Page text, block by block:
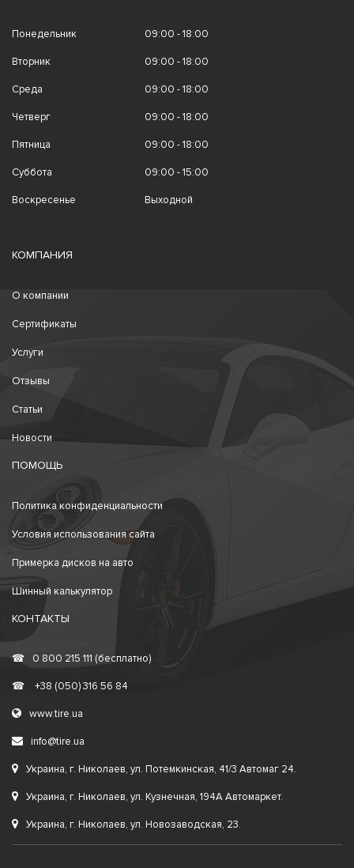
Понедельник 09:00 - 18:00
Вторник 09:00 - 18:00
Среда 09:00 - 18:00
Четверг 09:00 - 18:00
Пятница 09:00 - 18:00
Суббота 09:00 - 15:00
Воскресенье Выходной
КОМПАНИЯ
О компании
Сертификаты
Услуги
Отзывы
Статьи
Новости
ПОМОЩЬ
Политика конфиденциальности
Условия использования сайта
Примерка дисков на авто
Шинный калькулятор
КОНТАКТЫ
☎ 0 800 215 111 (бесплатно)
☎ +38 (050) 316 56 84
www.tire.ua
info@tire.ua
Украина, г. Николаев, ул. Потемкинская, 41/3 Автомаг 24.
Украина, г. Николаев, ул. Кузнечная, 194А Автомаркет.
Украина, г. Николаев, ул. Новозаводская, 23.